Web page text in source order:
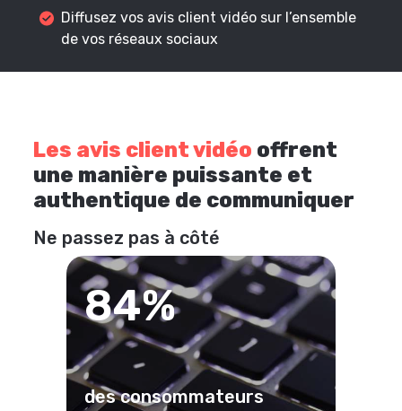
Diffusez vos avis client vidéo sur l’ensemble
de vos réseaux sociaux
Les avis client vidéo offrent
une manière puissante et
authentique de communiquer
Ne passez pas à côté
84%
des consommateurs